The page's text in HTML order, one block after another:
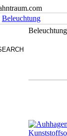
Beleuchtung
Beleuchtung